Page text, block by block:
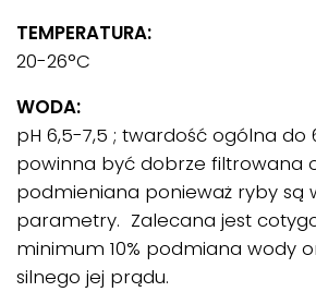
TEMPERATURA:
20-26°C
WODA:
pH 6,5-7,5 ; twardość ogólna do
powinna być dobrze filtrowana
podmieniana ponieważ ryby są
parametry. Zalecana jest
minimum 10% podmiana wody
silnego jej prądu.